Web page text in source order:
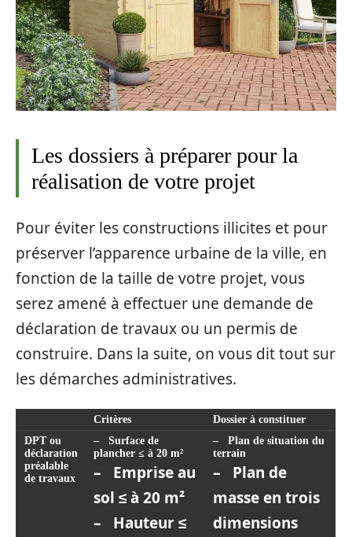
Les dossiers à préparer pour la
réalisation de votre projet
Pour éviter les constructions illicites et pour
préserver l’apparence urbaine de la ville, en
fonction de la taille de votre projet, vous
serez amené à effectuer une demande de
déclaration de travaux ou un permis de
construire. Dans la suite, on vous dit tout sur
les démarches administratives.
Critères
Dossier à constituer
DPT ou
déclaration
préalable
de travaux
– Surface de
plancher ≤ à 20 m²
– Emprise au
sol ≤ à 20 m²
– Hauteur ≤
– Plan de situation du
terrain
– Plan de
masse en trois
dimensions